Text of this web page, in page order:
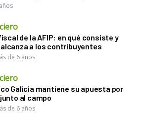
de la AFIP: en qué consiste y
a los contribuyentes
de 6 años
Galicia mantiene su apuesta por
al campo
de 6 años